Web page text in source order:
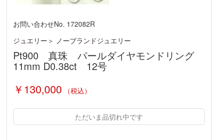
お問い合わせNo. 172082R
ジュエリー ＞ ノーブランドジュエリー
Pt900 真珠 パールダイヤモンドリング
11mm D0.38ct 12号
￥130,000 （税込）
ただいま品切れ中です